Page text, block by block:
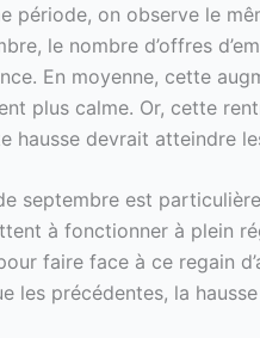
période, on observe le
le nombre d’offres
En moyenne, cette
plus calme. Or, cette
hausse devrait atteindre
septembre est
à fonctionner à plein
faire face à ce regain
les précédentes, la